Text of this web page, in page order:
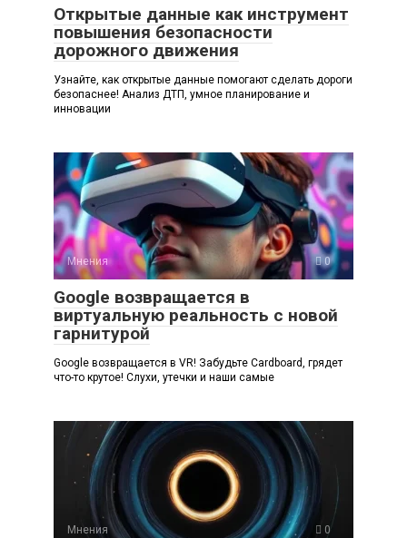
Открытые данные как инструмент
повышения безопасности
дорожного движения
Узнайте, как открытые данные помогают сделать дороги
безопаснее! Анализ ДТП, умное планирование и
инновации
Мнения 0
Google возвращается в
виртуальную реальность с новой
гарнитурой
Google возвращается в VR! Забудьте Cardboard, грядет
что-то крутое! Слухи, утечки и наши самые
Мнения 0